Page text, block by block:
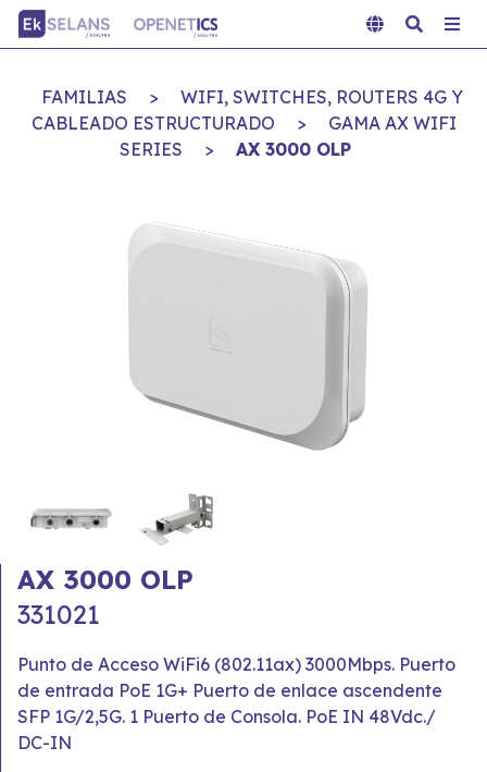
FAMILIAS >
WIFI, SWITCHES, ROUTERS 4G Y
CABLEADO ESTRUCTURADO
>
GAMA AX WIFI
SERIES
> AX 3000 OLP
AX 3000 OLP
331021
Punto de Acceso WiFi6 (802.11ax) 3000Mbps. Puerto
de entrada PoE 1G+ Puerto de enlace ascendente
SFP 1G/2,5G. 1 Puerto de Consola. PoE IN 48Vdc./
DC-IN